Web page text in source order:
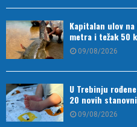
Kapitalan ulov
metra i težak 50
09/08/2026
U Trebinju
20 novih
09/08/2026